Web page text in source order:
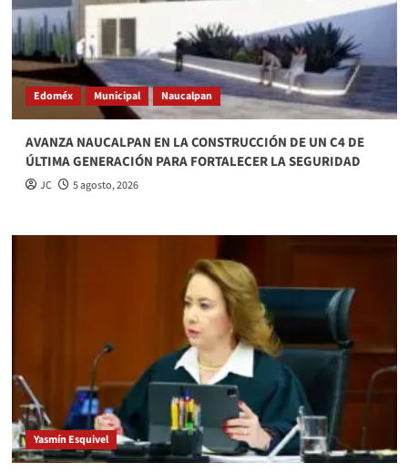
Edoméx Municipal Naucalpan
AVANZA NAUCALPAN EN LA CONSTRUCCIÓN DE UN C4 DE
ÚLTIMA GENERACIÓN PARA FORTALECER LA SEGURIDAD
JC 5 agosto, 2026
Yasmín Esquivel